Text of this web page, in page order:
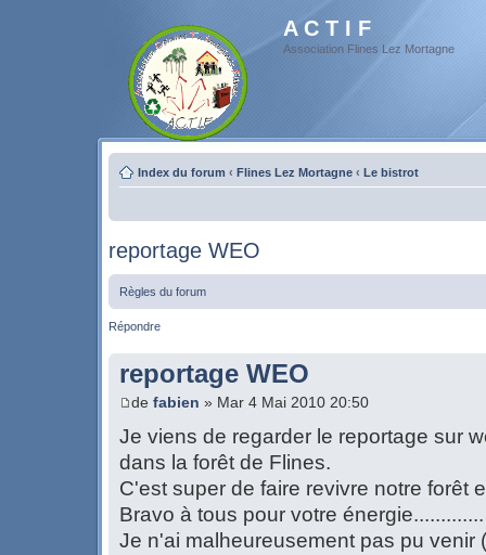
A C T I F
Association Flines Lez Mortagne
Index du forum ‹ Flines Lez Mortagne ‹ Le bistrot
reportage WEO
Règles du forum
Répondre
reportage WEO
de fabien » Mar 4 Mai 2010 20:50
Je viens de regarder le reportage sur
dans la forêt de Flines.
C'est super de faire revivre notre forêt
Bravo à tous pour votre énergie.............
Je n'ai malheureusement pas pu venir